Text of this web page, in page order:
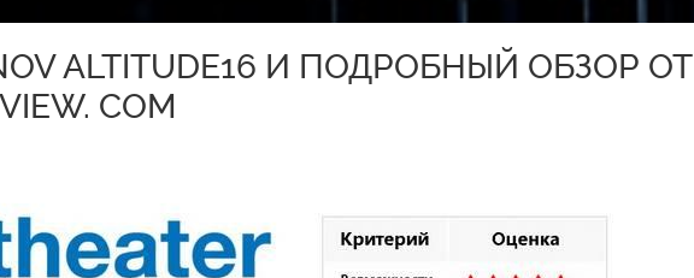
ALTITUDE16 И ПОДРОБНЫЙ ОБЗОР ОТ
COM